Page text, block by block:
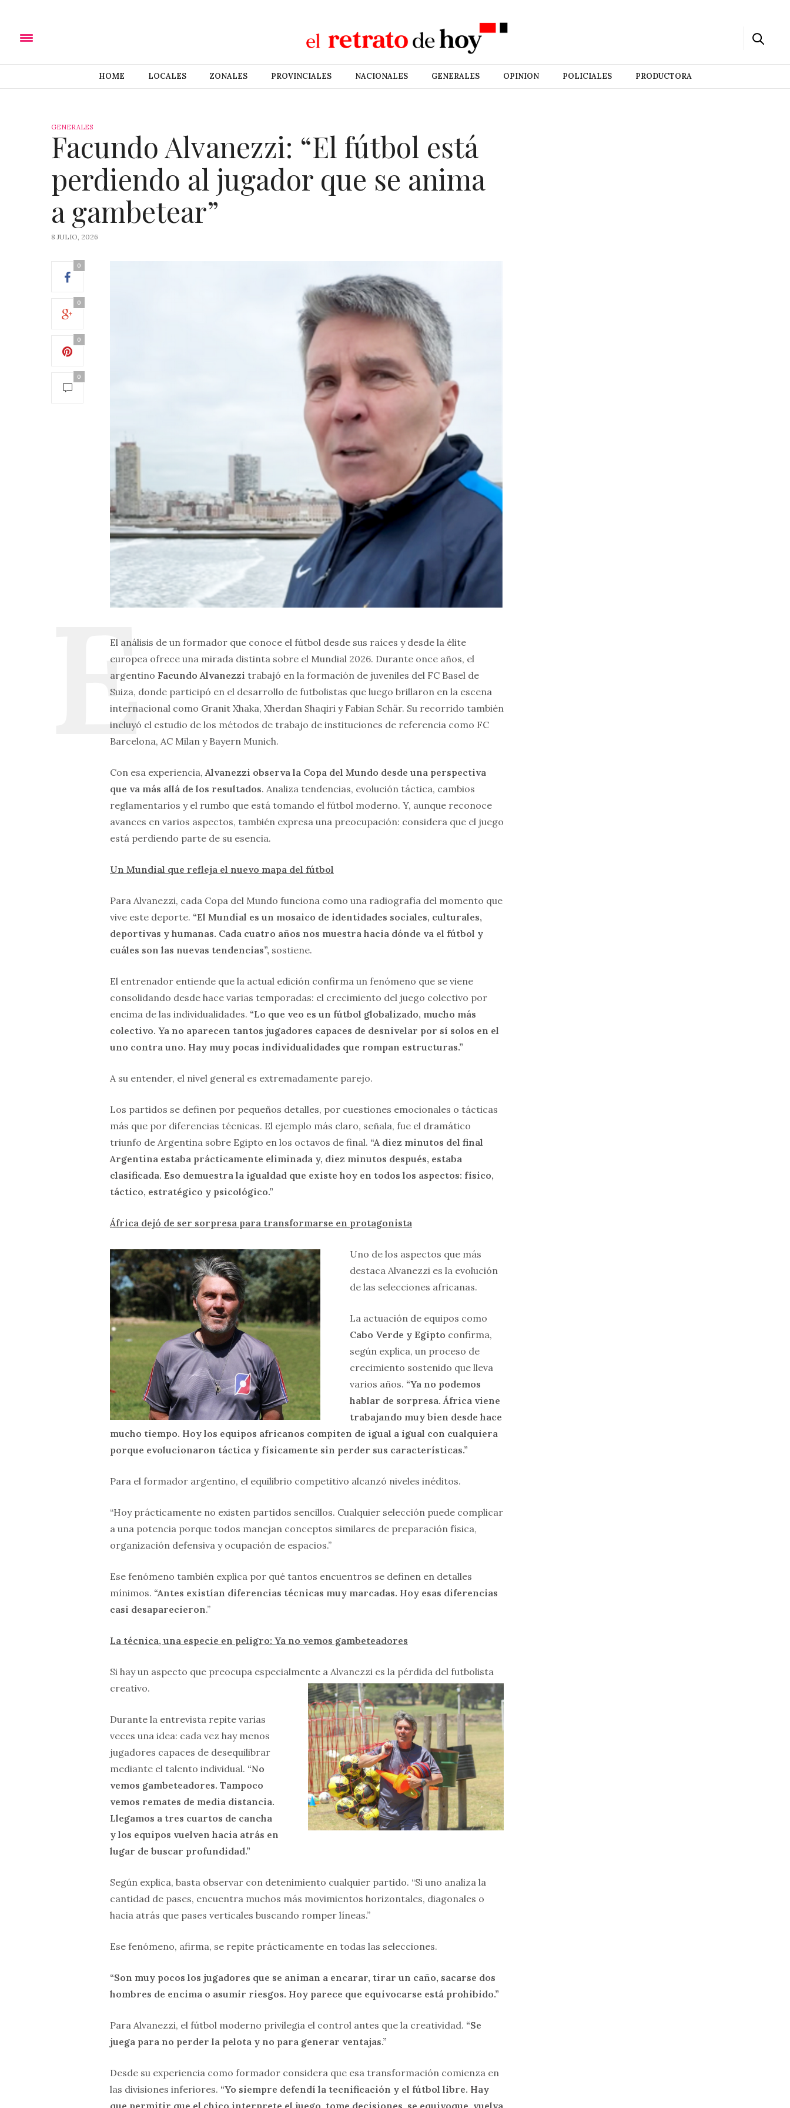
HOME LOCALES ZONALES PROVINCIALES NACIONALES GENERALES OPINION POLICIALES PRODUCTORA
GENERALES
Facundo Alvanezzi: “El fútbol está
perdiendo al jugador que se anima
a gambetear”
8 JULIO, 2026
0
0
0
0
El análisis de un formador que conoce el fútbol desde sus raíces y desde la élite
europea ofrece una mirada distinta sobre el Mundial 2026. Durante once años, el
argentino Facundo Alvanezzi trabajó en la formación de juveniles del FC Basel de
Suiza, donde participó en el desarrollo de futbolistas que luego brillaron en la escena
internacional como Granit Xhaka, Xherdan Shaqiri y Fabian Schär. Su recorrido también
incluyó el estudio de los métodos de trabajo de instituciones de referencia como FC
Barcelona, AC Milan y Bayern Munich.
Con esa experiencia,Alvanezzi observa la Copa del Mundo desde una perspectiva
que va más allá de los resultados. Analiza tendencias, evolución táctica, cambios
reglamentarios y el rumbo que está tomando el fútbol moderno. Y, aunque reconoce
avances en varios aspectos, también expresa una preocupación: considera que el juego
está perdiendo parte de su esencia.
Un Mundial que refleja el nuevo mapa del fútbol
Para Alvanezzi, cada Copa del Mundo funciona como una radiografía del momento que
vive este deporte. “El Mundial es un mosaico de identidades sociales, culturales,
deportivas y humanas. Cada cuatro años nos muestra hacia dónde va el fútbol y
cuáles son las nuevas tendencias”, sostiene.
El entrenador entiende que la actual edición confirma un fenómeno que se viene
consolidando desde hace varias temporadas: el crecimiento del juego colectivo por
encima de las individualidades. “Lo que veo es un fútbol globalizado, mucho más
colectivo. Ya no aparecen tantos jugadores capaces de desnivelar por sí solos en el
uno contra uno. Hay muy pocas individualidades que rompan estructuras.”
A su entender, el nivel general es extremadamente parejo.
Los partidos se definen por pequeños detalles, por cuestiones emocionales o tácticas
más que por diferencias técnicas. El ejemplo más claro, señala, fue el dramático
triunfo de Argentina sobre Egipto en los octavos de final. “A diez minutos del final
Argentina estaba prácticamente eliminada y, diez minutos después, estaba
clasificada. Eso demuestra la igualdad que existe hoy en todos los aspectos: físico,
táctico, estratégico y psicológico.”
África dejó de ser sorpresa para transformarse en protagonista
Uno de los aspectos que más
destaca Alvanezzi es la evolución
de las selecciones africanas.
La actuación de equipos como
Cabo Verde y Egipto confirma,
según explica, un proceso de
crecimiento sostenido que lleva
varios años. “Ya no podemos
hablar de sorpresa. África viene
trabajando muy bien desde hace
mucho tiempo. Hoy los equipos africanos compiten de igual a igual con cualquiera
porque evolucionaron táctica y físicamente sin perder sus características.”
Para el formador argentino, el equilibrio competitivo alcanzó niveles inéditos.
“Hoy prácticamente no existen partidos sencillos. Cualquier selección puede complicar
a una potencia porque todos manejan conceptos similares de preparación física,
organización defensiva y ocupación de espacios.”
Ese fenómeno también explica por qué tantos encuentros se definen en detalles
mínimos. “Antes existían diferencias técnicas muy marcadas. Hoy esas diferencias
casi desaparecieron.”
La técnica, una especie en peligro: Ya no vemos gambeteadores
Si hay un aspecto que preocupa especialmente a Alvanezzi es la pérdida del futbolista
creativo.
Durante la entrevista repite varias
veces una idea: cada vez hay menos
jugadores capaces de desequilibrar
mediante el talento individual. “No
vemos gambeteadores. Tampoco
vemos remates de media distancia.
Llegamos a tres cuartos de cancha
y los equipos vuelven hacia atrás en
lugar de buscar profundidad.”
Según explica, basta observar con detenimiento cualquier partido. “Si uno analiza la
cantidad de pases, encuentra muchos más movimientos horizontales, diagonales o
hacia atrás que pases verticales buscando romper líneas.”
Ese fenómeno, afirma, se repite prácticamente en todas las selecciones.
“Son muy pocos los jugadores que se animan a encarar, tirar un caño, sacarse dos
hombres de encima o asumir riesgos. Hoy parece que equivocarse está prohibido.”
Para Alvanezzi, el fútbol moderno privilegia el control antes que la creatividad. “Se
juega para no perder la pelota y no para generar ventajas.”
Desde su experiencia como formador considera que esa transformación comienza en
las divisiones inferiores. “Yo siempre defendí la tecnificación y el fútbol libre. Hay